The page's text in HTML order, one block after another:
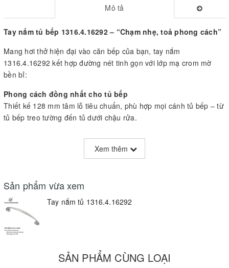
Mô tả
Tay nắm tủ bếp 1316.4.16292 – “Chạm nhẹ, toả phong cách”
Mang hơi thở hiện đại vào căn bếp của bạn, tay nắm
1316.4.16292 kết hợp đường nét tinh gọn với lớp mạ crom mờ
bền bỉ:
Phong cách đồng nhất cho tủ bếp
Thiết kế 128 mm tâm lỗ tiêu chuẩn, phù hợp mọi cánh tủ bếp – từ
tủ bếp treo tường đến tủ dưới chậu rửa.
Lớp xi mạ crom mờ cao cấp
Bề mặt satin không chỉ chống bám dấu vân tay, trầy xước mà còn
giữ màu ổn định trong điều kiện ẩm ướt và nhiệt độ thay đổi liên
Hợp kim nhôm nguyên khối
Nhẹ nhưng cực kỳ chắc chắn, chịu lực đóng – mở thường xuyên
mà không cong vênh hay biến dạng.
Thiết kế ôm tay tiện dụng
mở êm ái và chắc chắn.
Xem thêm
Sản phẩm vừa xem
Tay nắm tủ 1316.4.16292
SẢN PHẨM CÙNG LOẠI